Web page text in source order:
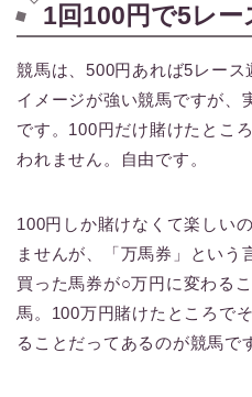
1回100円で5レー
競馬は、500円あれば5レース
イメージが強い競馬ですが、
です。100円だけ賭けたとこ
われません。自由です。
100円しか賭けなくて楽しい
ませんが、「万馬券」という
買った馬券が○万円に変わる
馬。100万円賭けたところで
ることだってあるのが競馬で